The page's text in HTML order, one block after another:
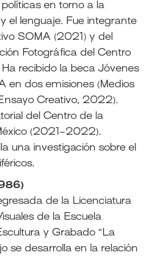
en torno a la
el lenguaje. Fue integrante
SOMA (2021) y del
Fotográfica del Centro
recibido la beca Jóvenes
en dos emisiones (Medios
Creativo, 2022).
del Centro de la
(2021-2022).
una investigación sobre el
de la Licenciatura
de la Escuela
y Grabado “La
se desarrolla en la relación